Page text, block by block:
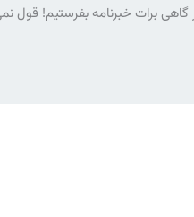
گاهی برات خبرنامه بفرستیم!